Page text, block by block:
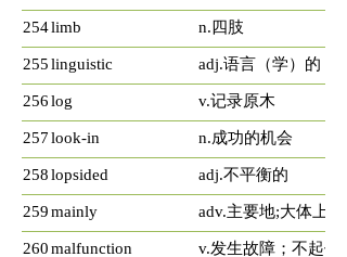
254limb n.四肢
255linguistic adj.语言（学）的
256log v.记录原木
257look-in n.成功的机会
258lopsided adj.不平衡的
259mainly adv.主要地;大体上
260malfunction v.发生故障；不起作用